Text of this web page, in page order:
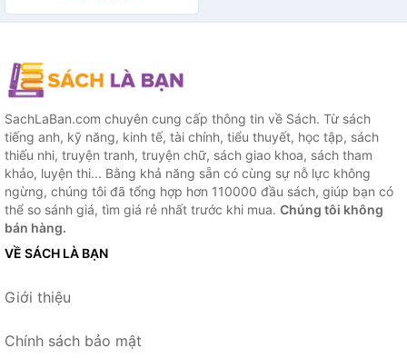
SachLaBan.com chuyên cung cấp thông tin về Sách. Từ sách
tiếng anh, kỹ năng, kinh tế, tài chính, tiểu thuyết, học tập, sách
thiếu nhi, truyện tranh, truyện chữ, sách giao khoa, sách tham
khảo, luyện thi... Bằng khả năng sẵn có cùng sự nỗ lực không
ngừng, chúng tôi đã tổng hợp hơn 110000 đầu sách, giúp bạn có
thể so sánh giá, tìm giá rẻ nhất trước khi mua. Chúng tôi không
bán hàng.
VỀ SÁCH LÀ BẠN
Giới thiệu
Chính sách bảo mật